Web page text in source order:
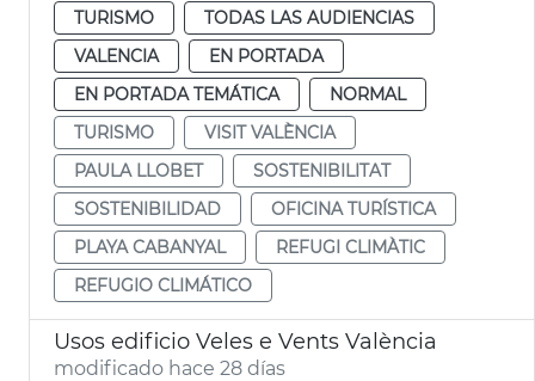
TURISMO
TODAS LAS AUDIENCIAS
VALENCIA
EN PORTADA
EN PORTADA TEMÁTICA
NORMAL
TURISMO
VISIT VALÈNCIA
PAULA LLOBET
SOSTENIBILITAT
SOSTENIBILIDAD
OFICINA TURÍSTICA
PLAYA CABANYAL
REFUGI CLIMÀTIC
REFUGIO CLIMÁTICO
Usos edificio Veles e Vents València
modificado hace 28 días